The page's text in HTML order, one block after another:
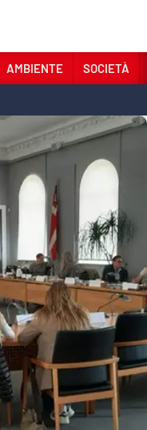
AMBIENTE SOCIETÀ